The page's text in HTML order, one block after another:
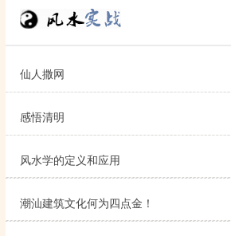
仙人撒网
感悟清明
风水学的定义和应用
潮汕建筑文化何为四点金！